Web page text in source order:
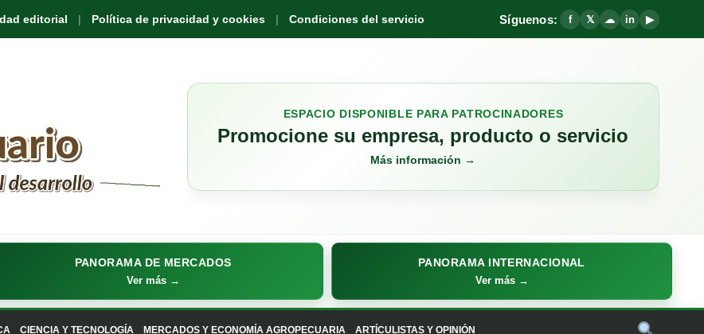
editorial Política de privacidad y cookies Condiciones del servicio Síguenos: f 𝕏 ☁ in ▶
ESPACIO DISPONIBLE PARA PATROCINADORES
Promocione su empresa, producto o servicio
Más información →
PANORAMA DE MERCADOS
Ver más →
PANORAMA INTERNACIONAL
Ver más →
CIENCIA Y TECNOLOGÍA MERCADOS Y ECONOMÍA AGROPECUARIA ARTÍCULISTAS Y OPINIÓN